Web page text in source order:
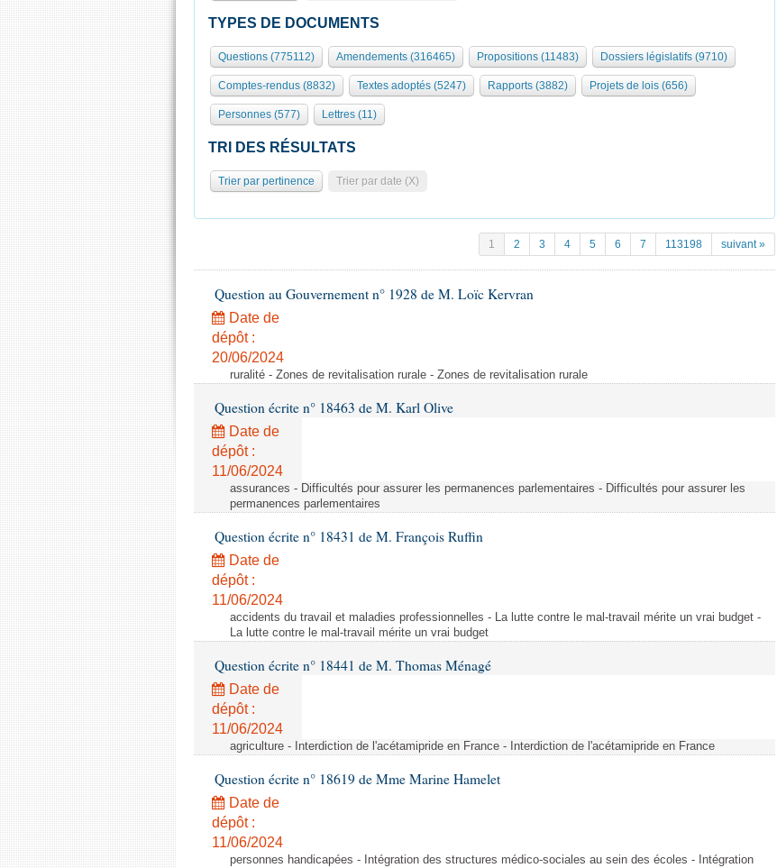
TYPES DE DOCUMENTS
Questions (775112) Amendements (316465) Propositions (11483) Dossiers législatifs (9710)
Comptes-rendus (8832) Textes adoptés (5247) Rapports (3882) Projets de lois (656)
Personnes (577) Lettres (11)
TRI DES RÉSULTATS
Trier par pertinence Trier par date (X)
1 2 3 4 5 6 7 113198 suivant »
Question au Gouvernement n° 1928 de M. Loïc Kervran
Date de
dépôt :
20/06/2024
ruralité - Zones de revitalisation rurale - Zones de revitalisation rurale
Question écrite n° 18463 de M. Karl Olive
Date de
dépôt :
11/06/2024
assurances - Difficultés pour assurer les permanences parlementaires - Difficultés pour assurer les
permanences parlementaires
Question écrite n° 18431 de M. François Ruffin
Date de
dépôt :
11/06/2024
accidents du travail et maladies professionnelles - La lutte contre le mal-travail mérite un vrai budget -
La lutte contre le mal-travail mérite un vrai budget
Question écrite n° 18441 de M. Thomas Ménagé
Date de
dépôt :
11/06/2024
agriculture - Interdiction de l'acétamipride en France - Interdiction de l'acétamipride en France
Question écrite n° 18619 de Mme Marine Hamelet
Date de
dépôt :
11/06/2024
personnes handicapées - Intégration des structures médico-sociales au sein des écoles - Intégration